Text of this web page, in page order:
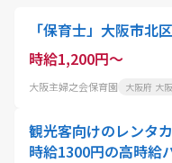
「保育士」大阪市北
時給1,200円～
大阪主婦之会保育園 大阪府 大
観光客向けのレンタ
時給1300円の高時給